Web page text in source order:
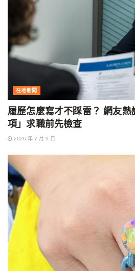
在地新聞
履歷怎麼寫才不踩雷？ 網友熱
項」求職前先檢查
2026 年 7 月 9 日